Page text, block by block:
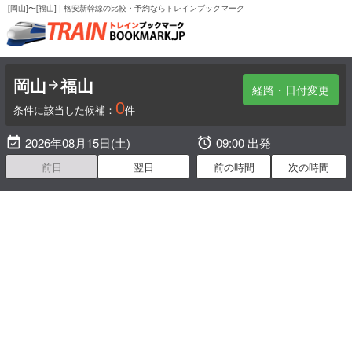
[岡山]〜[福山] | 格安新幹線の比較・予約ならトレインブックマーク
経路・日付変更
岡山 福山
条件に該当した候補： 0件
 2026年08月15日(土)
前日 翌日
 09:00 出発
前の時間 次の時間